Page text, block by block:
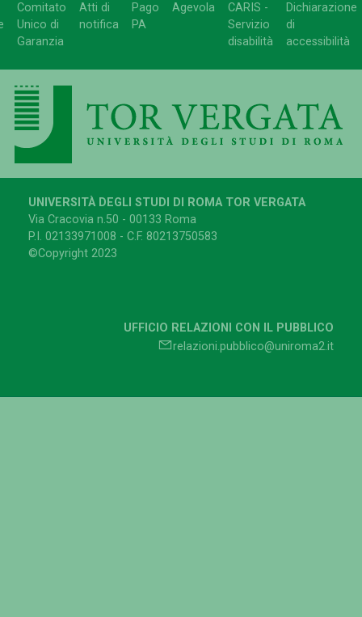
Comitato
Unico di
Garanzia
Atti di
notifica
Pago
PA
Agevola
CARIS -
Servizio
disabilità
Dichiarazione
di
accessibilità
UNIVERSITÀ DEGLI STUDI DI ROMA TOR VERGATA
Via Cracovia n.50 - 00133 Roma
P.I. 02133971008 - C.F. 80213750583
©Copyright 2023
UFFICIO RELAZIONI CON IL PUBBLICO
relazioni.pubblico@uniroma2.it